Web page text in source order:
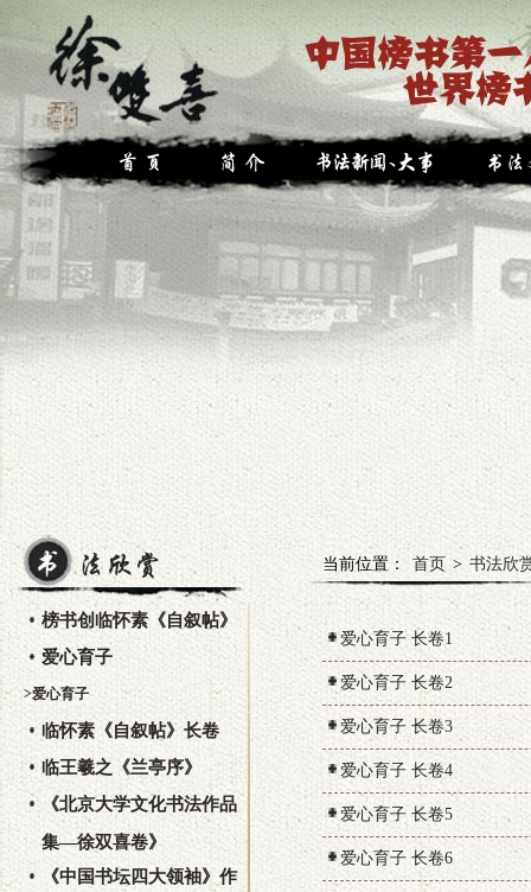
榜书创临怀素《自叙帖》
爱心育子
>爱心育子
临怀素《自叙帖》长卷
临王羲之《兰亭序》
《北京大学文化书法作品
集—徐双喜卷》
《中国书坛四大领袖》作
当前位置： 首页 > 书法欣
爱心育子 长卷1
爱心育子 长卷2
爱心育子 长卷3
爱心育子 长卷4
爱心育子 长卷5
爱心育子 长卷6